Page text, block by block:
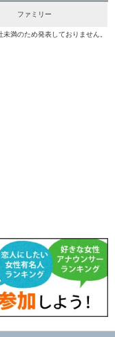
ファミリー
満のため発表しておりません。